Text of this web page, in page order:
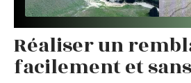
Réaliser un
facilement et